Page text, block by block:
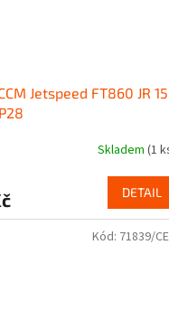
Jetspeed FT860 JR
Skladem (1
DETAIL
Kód: 71839/